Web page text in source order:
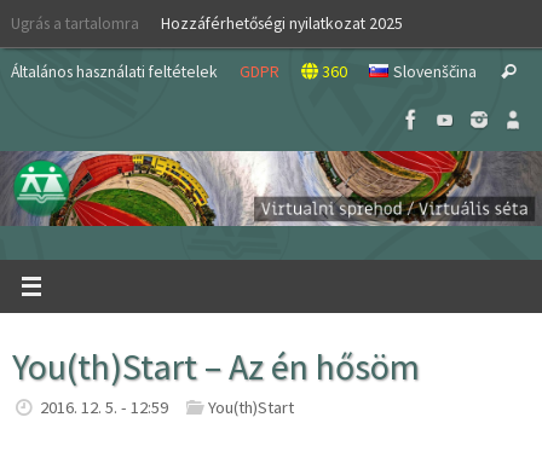
Skip
content
Ugrás a tartalomra Hozzáférhetőségi nyilatkozat 2025
Általános használati feltételek GDPR 360 Slovenščina Search
You(th)Start – Az én hősöm
2016. 12. 5. - 12:59 You(th)Start